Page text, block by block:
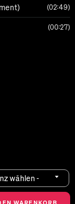
02:49
00:27
wählen -